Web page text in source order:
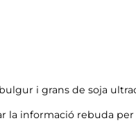
i grans de soja
la informació rebuda